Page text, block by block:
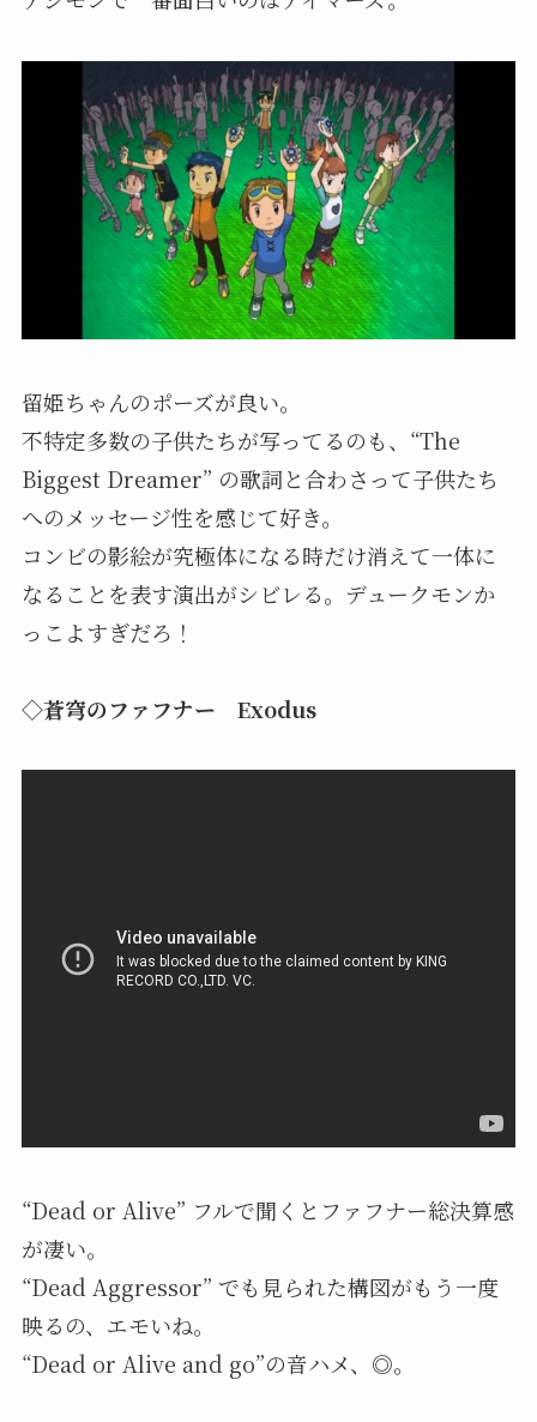
留姫ちゃんのポーズが良い。
不特定多数の子供たちが写ってるのも、“The
Biggest Dreamer” の歌詞と合わさって子供たち
へのメッセージ性を感じて好き。
コンビの影絵が究極体になる時だけ消えて一体に
なることを表す演出がシビレる。デュークモンか
っこよすぎだろ！
◇蒼穹のファフナー Exodus
“Dead or Alive” フルで聞くとファフナー総決算感
が凄い。
“Dead Aggressor” でも見られた構図がもう一度
映るの、エモいね。
“Dead or Alive and go”の音ハメ、◎。